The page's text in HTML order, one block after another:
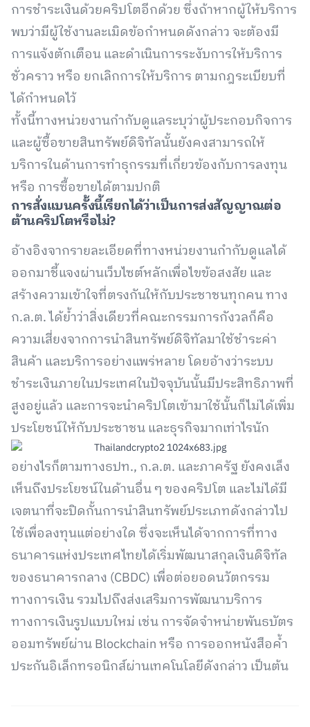
การชำระเงินด้วยคริปโตอีกด้วย ซึ่งถ้าหากผู้ให้บริการ
พบว่ามีผู้ใช้งานละเมิดข้อกำหนดดังกล่าว จะต้องมี
การแจ้งตักเตือน และดำเนินการระงับการให้บริการ
ชั่วคราว หรือ ยกเลิกการให้บริการ ตามกฎระเบียบที่
ได้กำหนดไว้
ทั้งนี้ทางหน่วยงานกำกับดูแลระบุว่าผู้ประกอบกิจการ
และผู้ซื้อขายสินทรัพย์ดิจิทัลนั้นยังคงสามารถให้
บริการในด้านการทำธุกรรมที่เกี่ยวข้องกับการลงทุน
หรือ การซื้อขายได้ตามปกติ
การสั่งแบนครั้งนี้เรียกได้ว่าเป็นการส่งสัญญาณต่อ
ต้านคริปโตหรือไม่?
อ้างอิงจากรายละเอียดที่ทางหน่วยงานกำกับดูแลได้
ออกมาชี้แจงผ่านเว็บไซต์หลักเพื่อไขข้อสงสัย และ
สร้างความเข้าใจที่ตรงกันให้กับประชาชนทุกคน ทาง
ก.ล.ต. ได้ย้ำว่าสิ่งเดียวที่คณะกรรมการกังวลก็คือ
ความเสี่ยงจากการนำสินทรัพย์ดิจิทัลมาใช้ชำระค่า
สินค้า และบริการอย่างแพร่หลาย โดยอ้างว่าระบบ
ชำระเงินภายในประเทศในปัจจุบันนั้นมีประสิทธิภาพที่
สูงอยู่แล้ว และการจะนำคริปโตเข้ามาใช้นั้นก็ไม่ได้เพิ่ม
ประโยชน์ให้กับประชาชน และธุรกิจมากเท่าไรนัก
อย่างไรก็ตามทางธปท., ก.ล.ต. และภาครัฐ ยังคงเล็ง
เห็นถึงประโยชน์ในด้านอื่น ๆ ของคริปโต และไม่ได้มี
เจตนาที่จะปิดกั้นการนำสินทรัพย์ประเภทดังกล่าวไป
ใช้เพื่อลงทุนแต่อย่างใด ซึ่งจะเห็นได้จากการที่ทาง
ธนาคารแห่งประเทศไทยได้เริ่มพัฒนาสกุลเงินดิจิทัล
ของธนาคารกลาง (CBDC) เพื่อต่อยอดนวัตกรรม
ทางการเงิน รวมไปถึงส่งเสริมการพัฒนาบริการ
ทางการเงินรูปแบบใหม่ เช่น การจัดจำหน่ายพันธบัตร
ออมทรัพย์ผ่าน Blockchain หรือ การออกหนังสือค้ำ
ประกันอิเล็กทรอนิกส์ผ่านเทคโนโลยีดังกล่าว เป็นต้น